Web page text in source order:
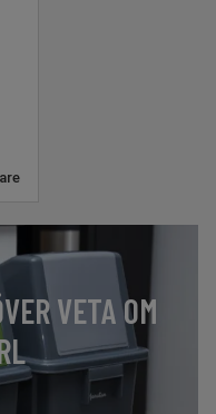
VETA OM